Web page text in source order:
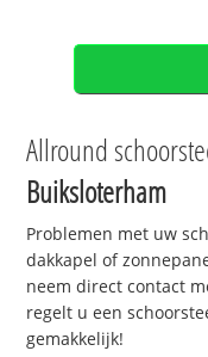
Allround
Buiksloterham
Problemen met uw
dakkapel of
neem direct contact
regelt u een
gemakkelijk!